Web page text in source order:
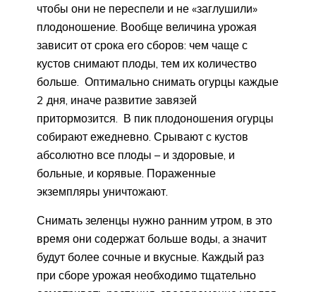
чтобы они не переспели и не «заглушили»
плодоношение. Вообще величина урожая
зависит от срока его сборов: чем чаще с
кустов снимают плоды, тем их количество
больше. Оптимально снимать огурцы каждые
2 дня, иначе развитие завязей
притормозится. В пик плодоношения огурцы
собирают ежедневно. Срывают с кустов
абсолютно все плоды – и здоровые, и
больные, и корявые. Пораженные
экземпляры уничтожают.
Снимать зеленцы нужно ранним утром, в это
время они содержат больше воды, а значит
будут более сочные и вкусные. Каждый раз
при сборе урожая необходимо тщательно